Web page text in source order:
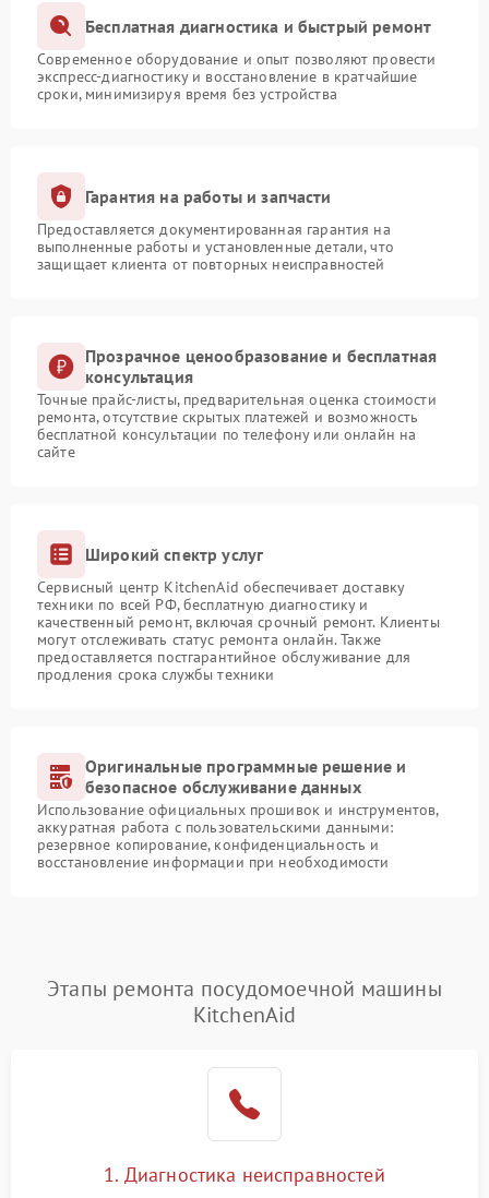
Бесплатная диагностика и быстрый ремонт
Современное оборудование и опыт позволяют провести
экспресс-диагностику и восстановление в кратчайшие
сроки, минимизируя время без устройства
Гарантия на работы и запчасти
Предоставляется документированная гарантия на
выполненные работы и установленные детали, что
защищает клиента от повторных неисправностей
Прозрачное ценообразование и бесплатная
консультация
Точные прайс-листы, предварительная оценка стоимости
ремонта, отсутствие скрытых платежей и возможность
бесплатной консультации по телефону или онлайн на
сайте
Широкий спектр услуг
Сервисный центр KitchenAid обеспечивает доставку
техники по всей РФ, бесплатную диагностику и
качественный ремонт, включая срочный ремонт. Клиенты
могут отслеживать статус ремонта онлайн. Также
предоставляется постгарантийное обслуживание для
продления срока службы техники
Оригинальные программные решение и
безопасное обслуживание данных
Использование официальных прошивок и инструментов,
аккуратная работа с пользовательскими данными:
резервное копирование, конфиденциальность и
восстановление информации при необходимости
Этапы ремонта посудомоечной машины
KitchenAid
1. Диагностика неисправностей